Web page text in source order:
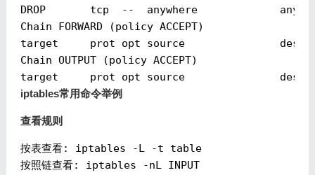
DROP       tcp  --  anywhere
Chain FORWARD (policy ACCEPT)
target     prot opt source
Chain OUTPUT (policy ACCEPT)
iptables常用命令举例
查看规则
按表查看: iptables -L -t table
按照链查看: iptables -nL INPUT